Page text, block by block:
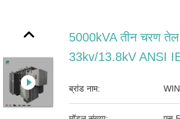
5000kVA तीन चरण तेल
33kv/13.8kV ANSI
ब्रांड नाम: